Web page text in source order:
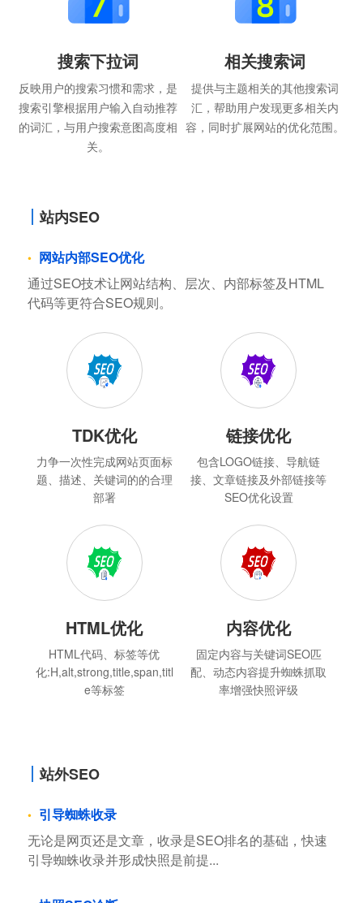
搜索下拉词
反映用户的搜索习惯和需求，是
搜索引擎根据用户输入自动推荐
的词汇，与用户搜索意图高度相
关。
相关搜索词
提供与主题相关的其他搜索词
汇，帮助用户发现更多相关内
容，同时扩展网站的优化范围。
站内SEO
网站内部SEO优化
通过SEO技术让网站结构、层次、内部标签及HTML
代码等更符合SEO规则。
TDK优化
力争一次性完成网站页面标
题、描述、关键词的的合理
部署
链接优化
包含LOGO链接、导航链
接、文章链接及外部链接等
SEO优化设置
HTML优化
HTML代码、标签等优
化:H,alt,strong,title,span,titl
e等标签
内容优化
固定内容与关键词SEO匹
配、动态内容提升蜘蛛抓取
率增强快照评级
站外SEO
引导蜘蛛收录
无论是网页还是文章，收录是SEO排名的基础，快速
引导蜘蛛收录并形成快照是前提...